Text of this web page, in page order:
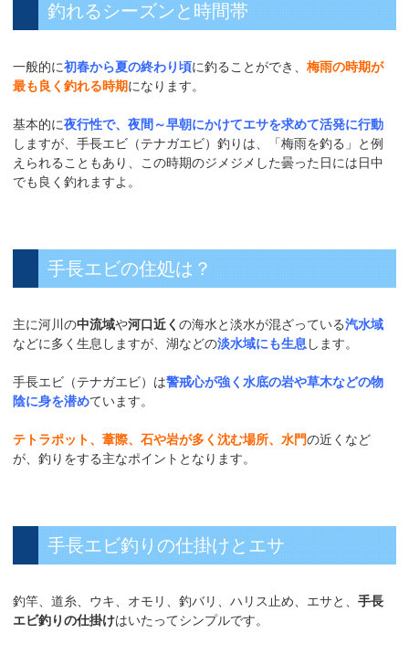
釣れるシーズンと時間帯
一般的に初春から夏の終わり頃に釣ることができ、梅雨の時期が
最も良く釣れる時期になります。
基本的に夜行性で、夜間～早朝にかけてエサを求めて活発に行動
しますが、手長エビ（テナガエビ）釣りは、「梅雨を釣る」と例
えられることもあり、この時期のジメジメした曇った日には日中
でも良く釣れますよ。
手長エビの住処は？
主に河川の中流域や河口近くの海水と淡水が混ざっている汽水域
などに多く生息しますが、湖などの淡水域にも生息します。
手長エビ（テナガエビ）は警戒心が強く水底の岩や草木などの物
陰に身を潜めています。
テトラポット、葦際、石や岩が多く沈む場所、水門の近くなど
が、釣りをする主なポイントとなります。
手長エビ釣りの仕掛けとエサ
釣竿、道糸、ウキ、オモリ、釣バリ、ハリス止め、エサと、手長
エビ釣りの仕掛けはいたってシンプルです。